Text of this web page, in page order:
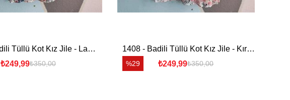
1408 - Badili Tüllü Kot Kız Jile - Lacivert
₺249,99₺350,00
1408 - Badili Tüllü Kot Kız Jile - Kırmızı
₺249,99₺350,00
%29